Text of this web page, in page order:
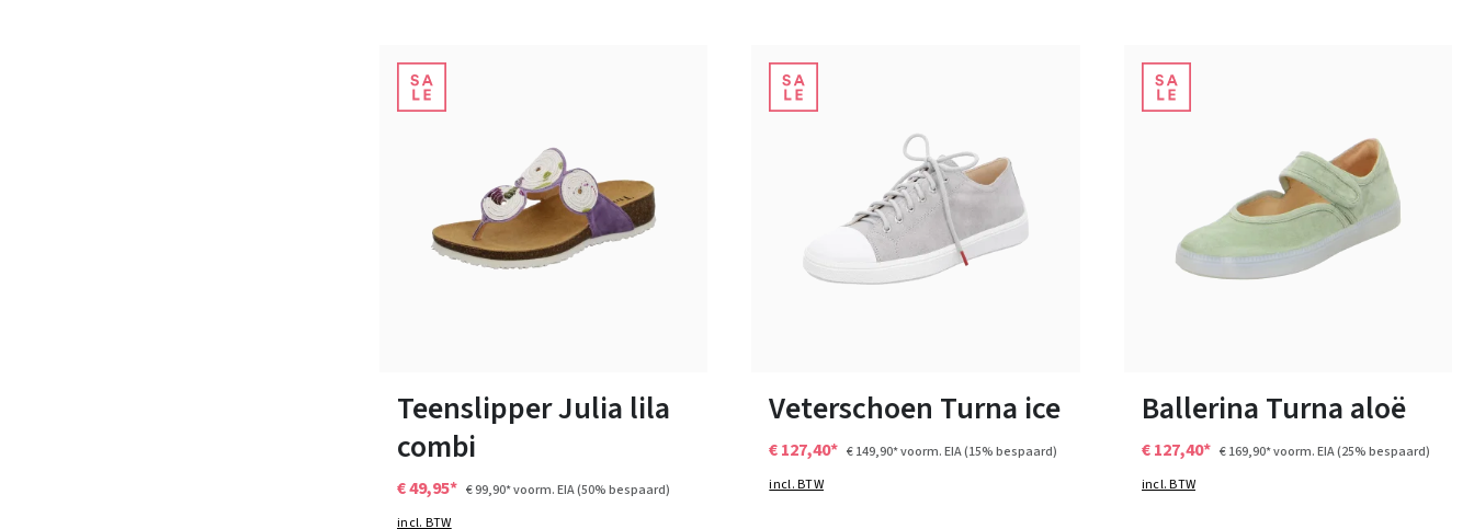
Teenslipper Julia lila
combi
€ 49,95* € 99,90*voorm. EIA(50% bespaard)
incl. BTW
Veterschoen Turna ice
€ 127,40* € 149,90*voorm. EIA(15% bespaard)
incl. BTW
Ballerina Turna aloë
€ 127,40* € 169,90*voorm. EIA(25% bespaard)
incl. BTW